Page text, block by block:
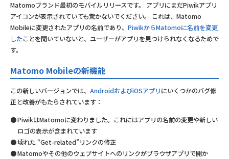
Matomoブランド最初のモバイルリリースです。 アプリにまだPiwikアプリ
アイコンが表示されていても驚かないでください。 これは、Matomo
Mobileに変更されたアプリの名前であり、 PiwikからMatomoに名前を変更
したことを聞いていないと、ユーザーがアプリを見つけられなくなるためで
す。
Matomo Mobileの新機能
この新しいバージョンでは、 AndroidおよびiOSアプリにいくつかのバグ修
正と改善がもたらされています：
PiwikはMatomoに変わりました。これにはアプリの名前の変更や新しい
ロゴの表示が含まれています
壊れた “Get-related”リンクの修正
Matomoやその他のウェブサイトへのリンクがブラウザアプリで開か